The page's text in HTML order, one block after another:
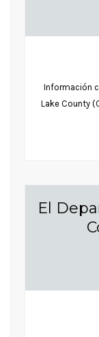
Información
Lake County
El